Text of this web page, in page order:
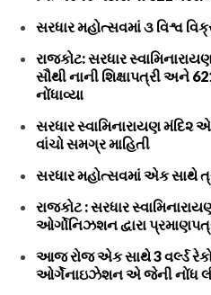
સરધાર મહોત્સવમાં ૩ વિશ્વ
રાજકોટ: સરધાર
સૌથી નાની શિક્ષાપત્રી અને
નોંધાવ્યા
સરધાર સ્વામિનારાયણ મંદિ૨ એ
વાંચો સમગ્ર માહિતી
સરધાર મહોત્સવમાં એક સાથે
રાજકોટ : સરધાર
ઓર્ગોનિઝશન દ્વારા
આજ રોજ એક સાથે 3 વર્લ્ડ
ઓર્ગેનાઇઝેશન એ જેની નોંધ